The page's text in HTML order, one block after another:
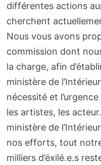
différentes actions
cherchent
Nous vous avons
commission dont
la charge, afin
ministère de
nécessité et
les artistes, les
ministère de
nos efforts, tout
milliers d’éxilé.e.s